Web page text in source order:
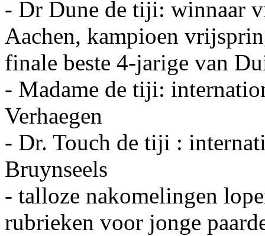
- Dr Dune de tiji: winnaar
Aachen, kampioen
finale beste 4-jarige van
- Madame de tiji:
Verhaegen
- Dr. Touch de tiji :
Bruynseels
- talloze nakomelingen
rubrieken voor jonge